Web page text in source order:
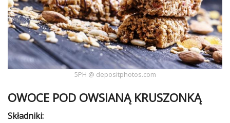
Recenzje
Studniówka
Dodaj
«
Dodaj
Dodaj
galerię
5PH @ depositphotos.com
OWOCE POD OWSIANĄ KRUSZONKĄ
Składniki: